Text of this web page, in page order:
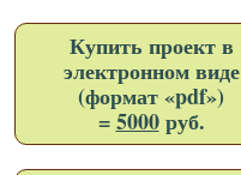
Купить проект в
электронном виде
(формат «pdf»)
=5000руб.